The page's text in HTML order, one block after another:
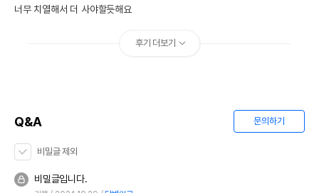
너무 치열해서 더 사야할듯해요
후기 더보기
Q&A 문의하기
비밀글 제외
비밀글입니다.